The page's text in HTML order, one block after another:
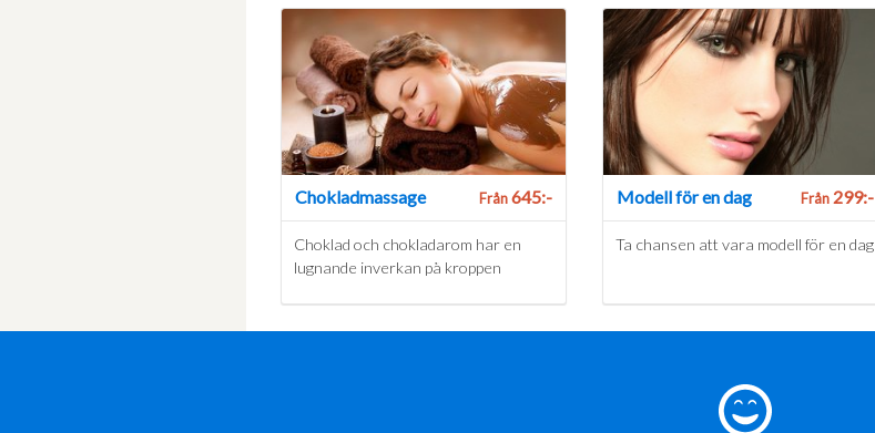
Chokladmassage Från645:-
Choklad och chokladarom har en
lugnande inverkan på kroppen
Modell för en dag Från299:-
Ta chansen att vara modell för en dag